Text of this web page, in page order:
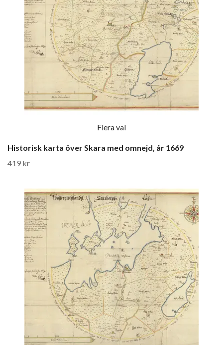
Flera val
Historisk karta över Skara med omnejd, år 1669
419 kr